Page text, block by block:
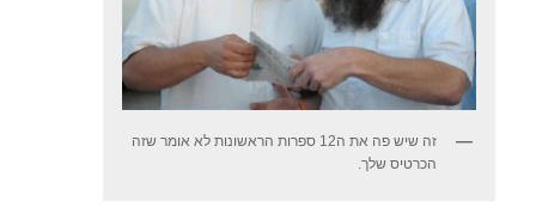
זה שיש פה את ה12 ספרות הראשונות לא אומר שזה
הכרטיס שלך.